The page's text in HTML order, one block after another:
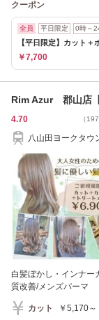
クーポン
全員 平日限定 0時～
【平日限定】カット
￥7,700
Rim Azur 郡山店【
4.70 （
八山田ヨークタウ
白髪ぼかし・インナ
質改善/メンズパーマ
カット ￥5,170～